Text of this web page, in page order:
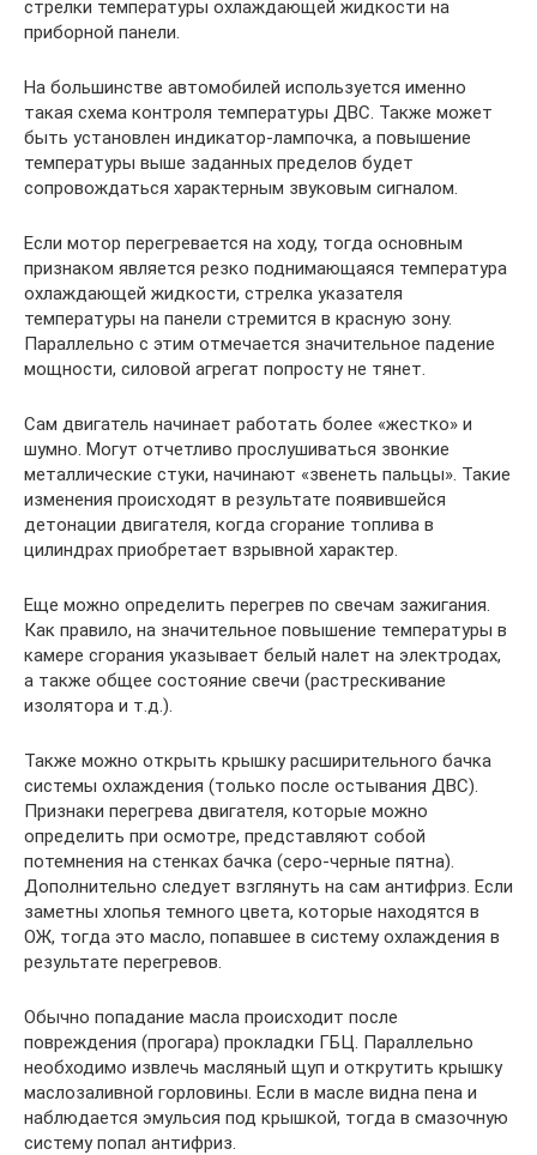
стрелки температуры охлаждающей жидкости на
приборной панели.
На большинстве автомобилей используется именно
такая схема контроля температуры ДВС. Также может
быть установлен индикатор-лампочка, а повышение
температуры выше заданных пределов будет
сопровождаться характерным звуковым сигналом.
Если мотор перегревается на ходу, тогда основным
признаком является резко поднимающаяся температура
охлаждающей жидкости, стрелка указателя
температуры на панели стремится в красную зону.
Параллельно с этим отмечается значительное падение
мощности, силовой агрегат попросту не тянет.
Сам двигатель начинает работать более «жестко» и
шумно. Могут отчетливо прослушиваться звонкие
металлические стуки, начинают «звенеть пальцы». Такие
изменения происходят в результате появившейся
детонации двигателя, когда сгорание топлива в
цилиндрах приобретает взрывной характер.
Еще можно определить перегрев по свечам зажигания.
Как правило, на значительное повышение температуры в
камере сгорания указывает белый налет на электродах,
а также общее состояние свечи (растрескивание
изолятора и т.д.).
Также можно открыть крышку расширительного бачка
системы охлаждения (только после остывания ДВС).
Признаки перегрева двигателя, которые можно
определить при осмотре, представляют собой
потемнения на стенках бачка (серо-черные пятна).
Дополнительно следует взглянуть на сам антифриз. Если
заметны хлопья темного цвета, которые находятся в
ОЖ, тогда это масло, попавшее в систему охлаждения в
результате перегревов.
Обычно попадание масла происходит после
повреждения (прогара) прокладки ГБЦ. Параллельно
необходимо извлечь масляный щуп и открутить крышку
маслозаливной горловины. Если в масле видна пена и
наблюдается эмульсия под крышкой, тогда в смазочную
систему попал антифриз.